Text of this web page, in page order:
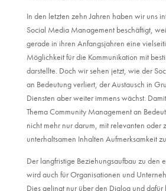
In den letzten zehn Jahren haben wir uns
Social Media Management beschäftigt,
gerade in ihren Anfangsjahren eine
Möglichkeit für die Kommunikation mit
darstellte. Doch wir sehen jetzt, wie der
an Bedeutung verliert, der Austausch in
Diensten aber weiter immens wächst.
Thema Community Management an
nicht mehr nur darum, mit relevanten oder
unterhaltsamen Inhalten Aufmerksamkeit
Der langfristige Beziehungsaufbau zu den
wird auch für Organisationen und
Dies gelingt nur über den Dialog und dafür